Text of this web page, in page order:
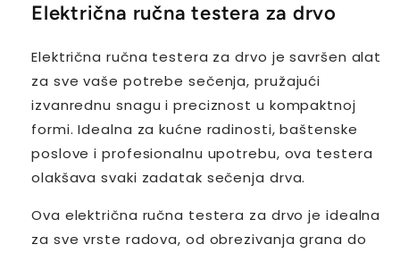
Električna ručna testera za drvo
Električna ručna testera za drvo je savršen alat
za sve vaše potrebe sečenja, pružajući
izvanrednu snagu i preciznost u kompaktnoj
formi. Idealna za kućne radinosti, baštenske
poslove i profesionalnu upotrebu, ova testera
olakšava svaki zadatak sečenja drva.
Ova električna ručna testera za drvo je idealna
za sve vrste radova, od obrezivanja grana do